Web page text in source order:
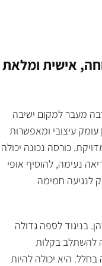
אישית ומלאת
מעבר למקום ישיבה
עומק עיצובי ומאפשרות
כורסה נכונה יכולה
נעימה, להוסיף אופי
לנגיעה חמימה
בניגוד לספה גדולה
להשתלב בקלות
היא יכולה להיות